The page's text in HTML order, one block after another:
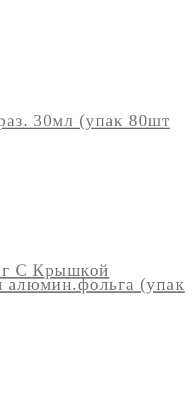
30мл (упак 80шт
С Крышкой
алюмин.фольга (упак